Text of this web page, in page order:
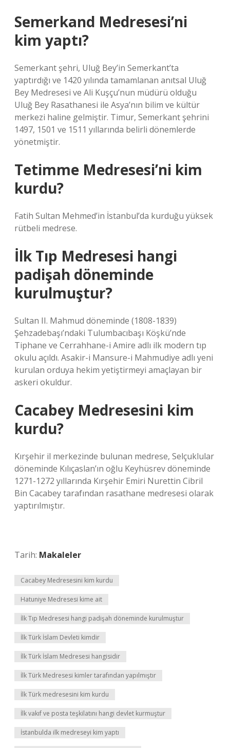
Semerkand Medresesi’ni
kim yaptı?
Semerkant şehri, Uluğ Bey’in Semerkant’ta
yaptırdığı ve 1420 yılında tamamlanan anıtsal Uluğ
Bey Medresesi ve Ali Kuşçu’nun müdürü olduğu
Uluğ Bey Rasathanesi ile Asya’nın bilim ve kültür
merkezi haline gelmiştir. Timur, Semerkant şehrini
1497, 1501 ve 1511 yıllarında belirli dönemlerde
yönetmiştir.
Tetimme Medresesi’ni kim
kurdu?
Fatih Sultan Mehmed’in İstanbul’da kurduğu yüksek
rütbeli medrese.
İlk Tıp Medresesi hangi
padişah döneminde
kurulmuştur?
Sultan II. Mahmud döneminde (1808-1839)
Şehzadebaşı’ndaki Tulumbacıbaşı Köşkü’nde
Tiphane ve Cerrahhane-i Amire adlı ilk modern tıp
okulu açıldı. Asakir-i Mansure-i Mahmudiye adlı yeni
kurulan orduya hekim yetiştirmeyi amaçlayan bir
askeri okuldur.
Cacabey Medresesini kim
kurdu?
Kırşehir il merkezinde bulunan medrese, Selçuklular
döneminde Kılıçaslan’ın oğlu Keyhüsrev döneminde
1271-1272 yıllarında Kırşehir Emiri Nurettin Cibril
Bin Cacabey tarafından rasathane medresesi olarak
yaptırılmıştır.
Tarih: Makaleler
Cacabey Medresesini kim kurdu
Hatuniye Medresesi kime ait
İlk Tıp Medresesi hangi padişah döneminde kurulmuştur
İlk Türk İslam Devleti kimdir
İlk Türk İslam Medresesi hangisidir
İlk Türk Medresesi kimler tarafından yapılmıştır
İlk Türk medresesini kim kurdu
İlk vakıf ve posta teşkilatını hangi devlet kurmuştur
İstanbulda ilk medreseyi kim yaptı